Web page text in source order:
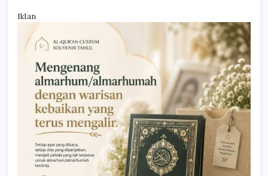
Iklan